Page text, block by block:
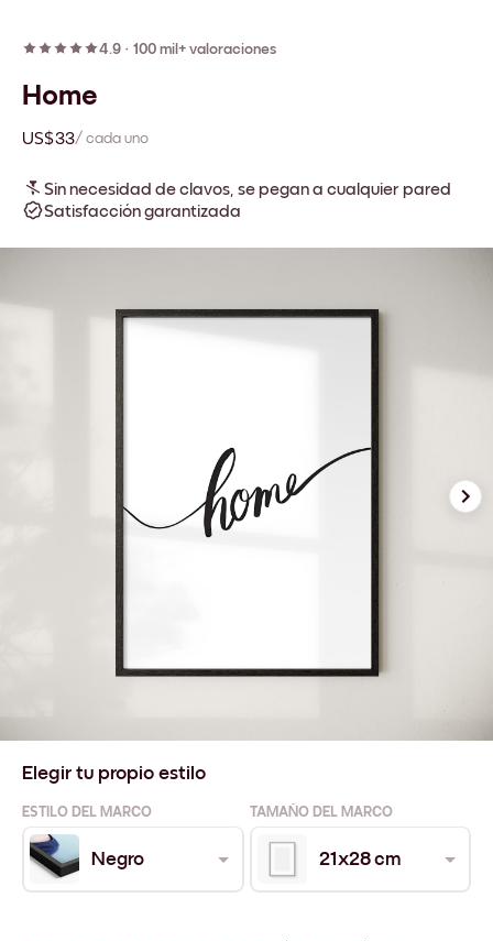
4.9 · 100 mil+ valoraciones
Home
US$33/ cada uno
Sin necesidad de clavos, se pegan a cualquier pared
Satisfacción garantizada
Elegir tu propio estilo
ESTILO DEL MARCO TAMAÑO DEL MARCO
Negro 21x28 cm